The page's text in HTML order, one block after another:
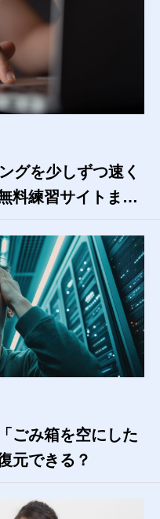
グを少しずつ速く
料練習サイトまと
ごみ箱を空にした
元できる？